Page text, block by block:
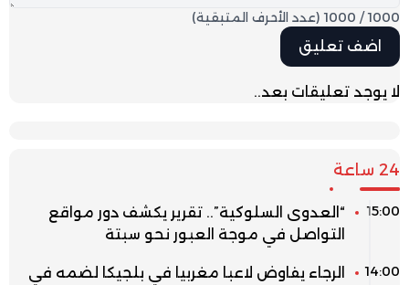
1000
/
1000 (عدد الأحرف المتبقية)
لا يوجد تعليقات بعد..
24 ساعة
15:00
“العدوى السلوكية”.. تقرير يكشف دور مواقع
التواصل في موجة العبور نحو سبتة
14:00
الرجاء يفاوض لاعبا مغربيا في بلجيكا لضمه في